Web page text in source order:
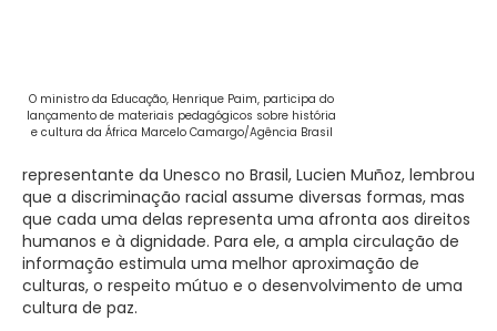
O ministro da Educação, Henrique Paim, participa do
lançamento de materiais pedagógicos sobre história
e cultura da África Marcelo Camargo/Agência Brasil
representante da Unesco no Brasil, Lucien Muñoz, lembrou
que a discriminação racial assume diversas formas, mas
que cada uma delas representa uma afronta aos direitos
humanos e à dignidade. Para ele, a ampla circulação de
informação estimula uma melhor aproximação de
culturas, o respeito mútuo e o desenvolvimento de uma
cultura de paz.